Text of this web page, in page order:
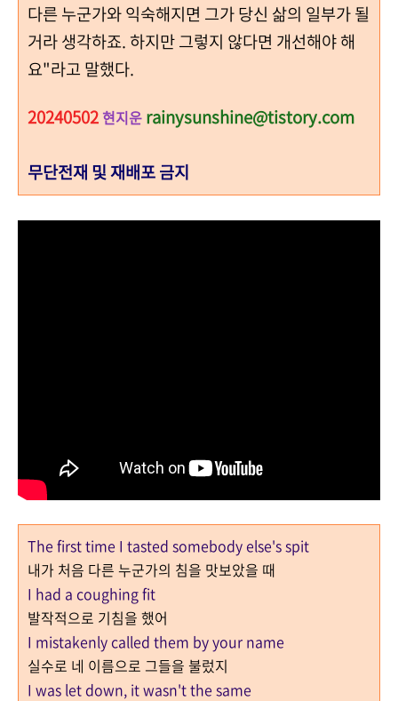
다른 누군가와 익숙해지면 그가 당신 삶의 일부가 될
거라 생각하죠. 하지만 그렇지 않다면 개선해야 해
요"라고 말했다.
20240502 현지운 rainysunshine@tistory.com
무단전재 및 재배포 금지
The first time I tasted somebody else's spit
내가 처음 다른 누군가의 침을 맛보았을 때
I had a coughing fit
발작적으로 기침을 했어
I mistakenly called them by your name
실수로 네 이름으로 그들을 불렀지
I was let down, it wasn't the same